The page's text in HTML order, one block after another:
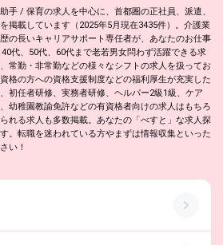
手 / 保育の求人を中心に、首都圏の正社員、派遣、
掲載しています（2025年5月現在3435件）。介護業
の長いキャリアサポート専任者が、あなたのお仕事
代、50代、60代まで老若男女問わず活躍できる求
常勤・非常勤などの様々なシフトの求人を扱ってお
格の方への資格支援制度などの福利厚生が充実した
初任者研修、実務者研修、ヘルパー2級1級、ケア
幼稚園教諭免許などの有資格者向けの求人はもちろ
れる求人も多数掲載。あなたの「べすと」な求人探
。転職を迷われている方やまずは情報収集といった
い！